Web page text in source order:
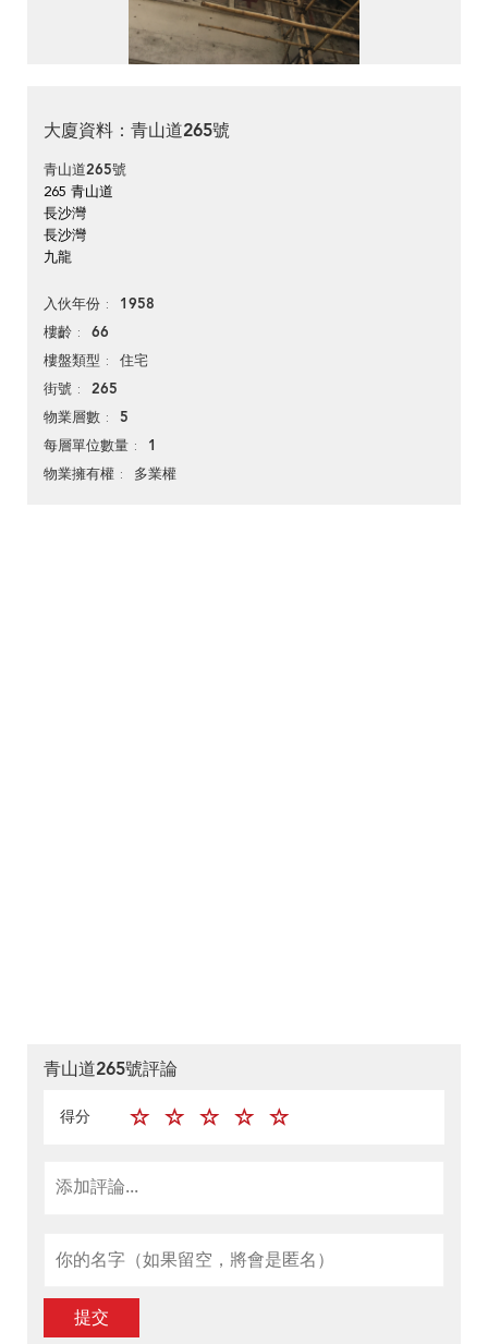
大廈資料：青山道265號
青山道265號
265 青山道
長沙灣
長沙灣
九龍
入伙年份 1958
樓齡 66
樓盤類型 住宅
街號 265
物業層數 5
每層單位數量 1
物業擁有權 多業權
青山道265號評論
得分
提交